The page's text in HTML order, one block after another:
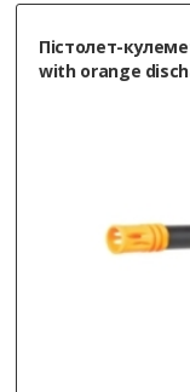
Пістолет-
with orange